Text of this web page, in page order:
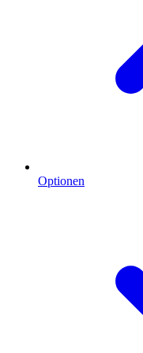
Optionen